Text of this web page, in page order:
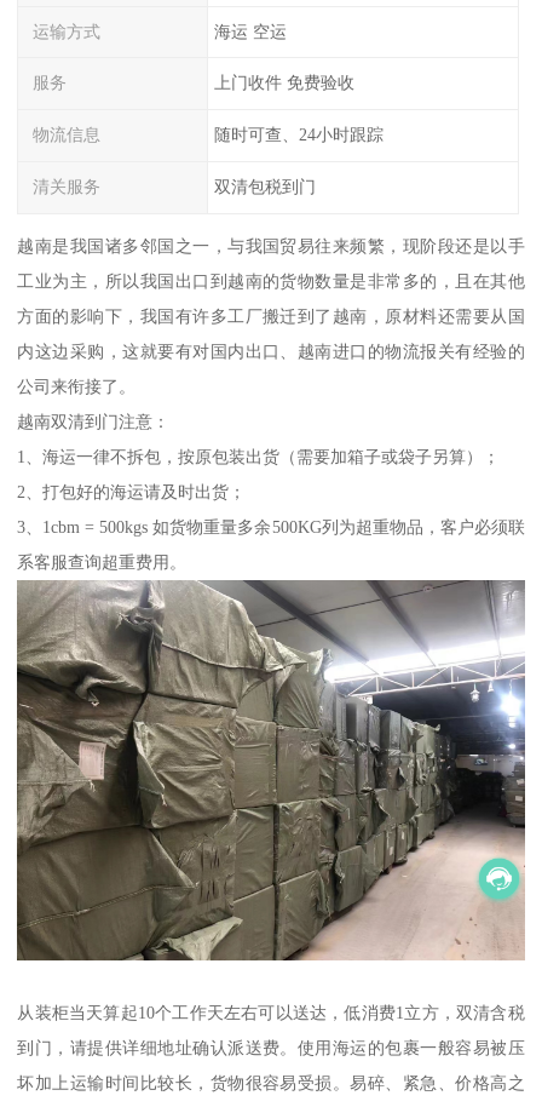
运输方式 海运 空运
服务 上门收件 免费验收
物流信息 随时可查、24小时跟踪
清关服务 双清包税到门
越南是我国诸多邻国之一，与我国贸易往来频繁，现阶段还是以手
工业为主，所以我国出口到越南的货物数量是非常多的，且在其他
方面的影响下，我国有许多工厂搬迁到了越南，原材料还需要从国
内这边采购，这就要有对国内出口、越南进口的物流报关有经验的
公司来衔接了。
越南双清到门注意：
1、海运一律不拆包，按原包装出货（需要加箱子或袋子另算）；
2、打包好的海运请及时出货；
3、1cbm = 500kgs 如货物重量多余500KG列为超重物品，客户必须联
系客服查询超重费用。
从装柜当天算起10个工作天左右可以送达，低消费1立方，双清含税
到门，请提供详细地址确认派送费。使用海运的包裹一般容易被压
坏加上运输时间比较长，货物很容易受损。易碎、紧急、价格高之